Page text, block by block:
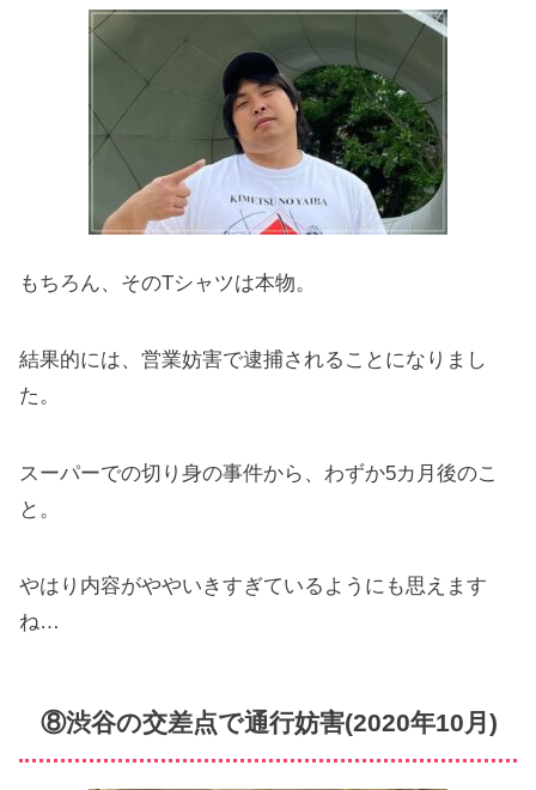
もちろん、そのTシャツは本物。
結果的には、営業妨害で逮捕されることになりまし
た。
スーパーでの切り身の事件から、わずか5カ月後のこ
と。
やはり内容がややいきすぎているようにも思えます
ね…
⑧渋谷の交差点で通行妨害(2020年10月)